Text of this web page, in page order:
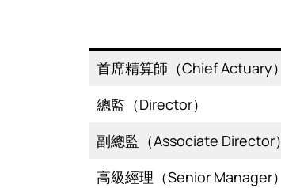
首席精算師（Chief Actuary）
總監（Director）
副總監（Associate Director）
高級經理（Senior Manager）